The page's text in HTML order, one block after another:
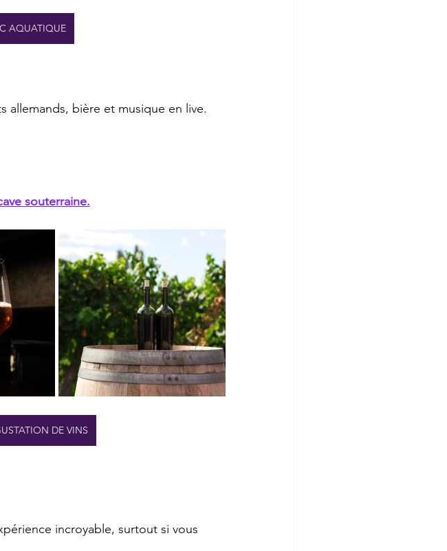
AQUATIQUE
allemands, bière et musique en live.
souterraine.
DE VINS
incroyable, surtout si vous